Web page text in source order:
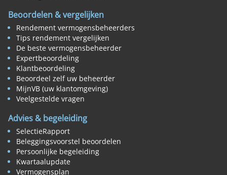
Beoordelen & vergelijken
Rendement vermogensbeheerders
Tips rendement vergelijken
De beste vermogensbeheerder
Expertbeoordeling
Klantbeoordeling
Beoordeel zelf uw beheerder
MijnVB (uw klantomgeving)
Veelgestelde vragen
Advies & begeleiding
SelectieRapport
Beleggingsvoorstel beoordelen
Persoonlijke begeleiding
Kwartaalupdate
Vermogensplan